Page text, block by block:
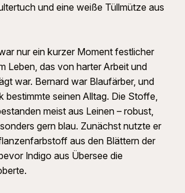
und eine weiße Tüllmütze aus
nur ein kurzer Moment festlicher
Leben, das von harter Arbeit und
war. Bernard war Blaufärber, und
bestimmte seinen Alltag. Die Stoffe,
meist aus Leinen – robust,
gern blau. Zunächst nutzte er
aus den Blättern der
Indigo aus Übersee die